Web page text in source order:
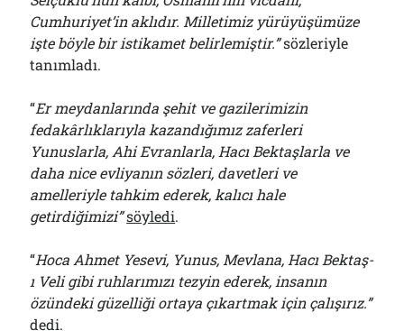
Cumhuriyet’in aklıdır. Milletimiz yürüyüşümüze
işte böyle bir istikamet belirlemiştir.”sözleriyle
tanımladı.
“Er meydanlarında şehit ve gazilerimizin
fedakârlıklarıyla kazandığımız zaferleri
Yunuslarla, Ahi Evranlarla, Hacı Bektaşlarla ve
daha nice evliyanın sözleri, davetleri ve
amelleriyle tahkim ederek, kalıcı hale
getirdiğimizi”söyledi.
“Hoca Ahmet Yesevi, Yunus, Mevlana, Hacı Bektaş-
ı Veli gibi ruhlarımızı tezyin ederek, insanın
özündeki güzelliği ortaya çıkartmak için çalışırız.”
dedi.